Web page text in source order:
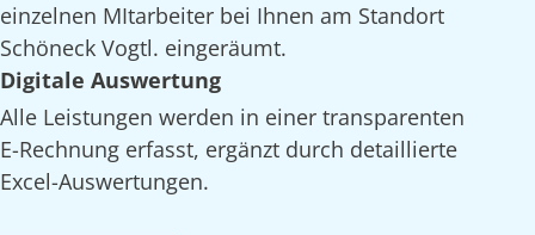
einzelnen MItarbeiter bei Ihnen am Standort
Schöneck Vogtl. eingeräumt.
Digitale Auswertung
Alle Leistungen werden in einer transparenten
E-Rechnung erfasst, ergänzt durch detaillierte
Excel-Auswertungen.